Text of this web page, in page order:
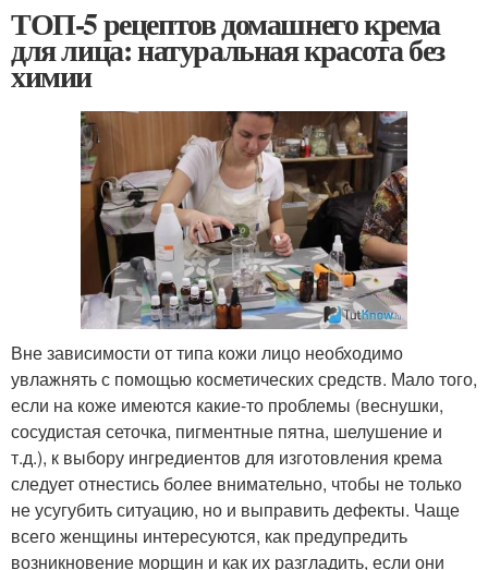
ТОП-5 рецептов домашнего крема
для лица: натуральная красота без
химии
Вне зависимости от типа кожи лицо необходимо
увлажнять с помощью косметических средств. Мало того,
если на коже имеются какие-то проблемы (веснушки,
сосудистая сеточка, пигментные пятна, шелушение и
т.д.), к выбору ингредиентов для изготовления крема
следует отнестись более внимательно, чтобы не только
не усугубить ситуацию, но и выправить дефекты. Чаще
всего женщины интересуются, как предупредить
возникновение морщин и как их разгладить, если они